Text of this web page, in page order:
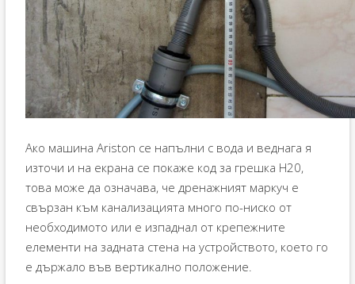
Ако машина Ariston се напълни с вода и веднага я
източи и на екрана се покаже код за грешка H20,
това може да означава, че дренажният маркуч е
свързан към канализацията много по-ниско от
необходимото или е изпаднал от крепежните
елементи на задната стена на устройството, което го
е държало във вертикално положение.